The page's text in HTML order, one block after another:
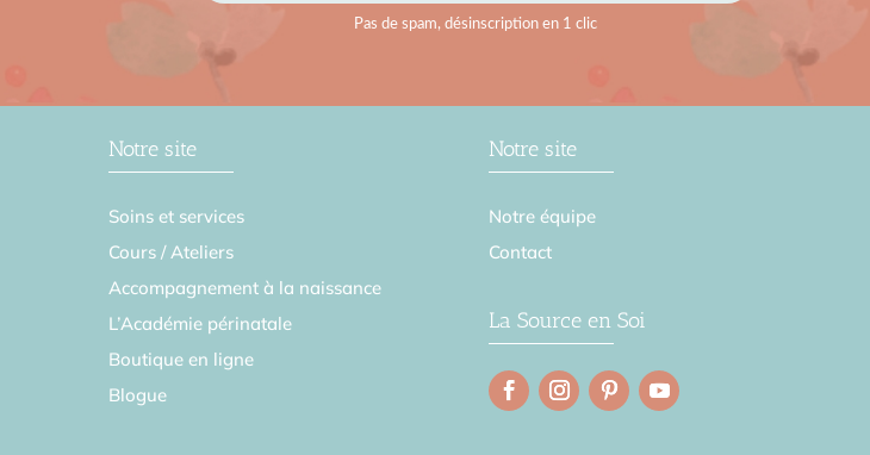
Notre site
Soins et services
Cours / Ateliers
Accompagnement à la naissance
L’Académie périnatale
Boutique en ligne
Blogue
Notre site
Notre équipe
Contact
La Source en Soi